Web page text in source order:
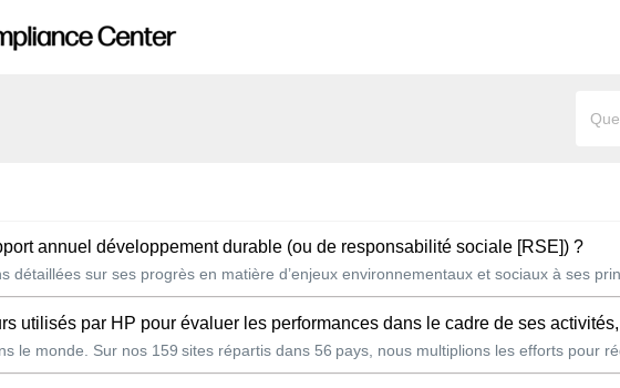
annuel développement durable (ou de responsabilité sociale [RSE]) ?
détaillées sur ses progrès en matière d’enjeux environnementaux et sociaux à ses
par HP pour évaluer les performances dans le cadre de ses activités, et
le monde. Sur nos 159 sites répartis dans 56 pays, nous multiplions les efforts pour